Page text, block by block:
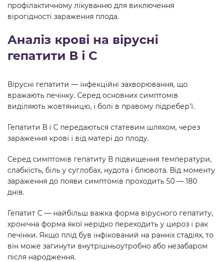
профілактичному лікуванню для виключення
вірогідності зараження плода.
Аналіз крові на вірусні
гепатити В і С
Вірусні гепатити — інфекційні захворювання, що
вражають печінку. Серед основних симптомів
виділяють жовтяницю, і болі в правому підребер’ї.
Гепатити В і С передаються статевим шляхом, через
зараження крові і від матері до плоду.
Серед симптомів гепатиту В підвищення температури,
слабкість, біль у суглобах, нудота і блювота. Від моменту
зараження до появи симптомів проходить 50 — 180
днів.
Гепатит С — найбільш важка форма вірусного гепатиту,
хронічна форма якої нерідко переходить у цироз і рак
печінки. Якщо плід був інфікований на ранніх стадіях, то
він може загинути внутрішньоутробно або незабаром
після народження.